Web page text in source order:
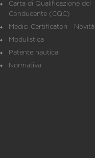
Carta di Qualificazione del
Conducente (CQC)
Medici Certificatori - Novità
Modulistica
Patente nautica
Normativa